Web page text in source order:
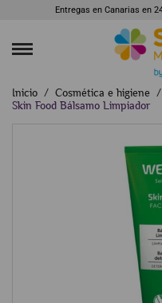
Entregas en Canarias en
Inicio Cosmética e higiene
Skin Food Bálsamo Limpiador